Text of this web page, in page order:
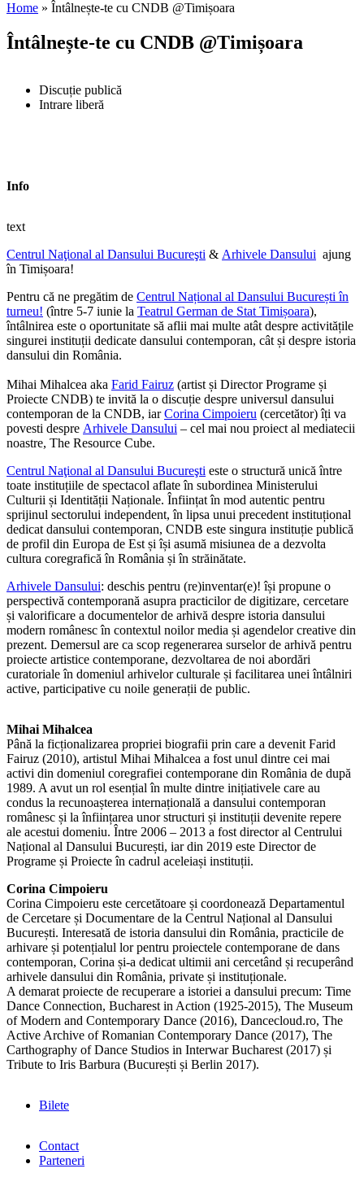
Home » Întâlnește-te cu CNDB @Timișoara
Întâlnește-te cu CNDB @Timișoara
Discuție publică
Intrare liberă
Info
text
Centrul Naţional al Dansului Bucureşti & Arhivele Dansului ajung
în Timișoara!
Pentru că ne pregătim de Centrul Național al Dansului București în
turneu! (între 5-7 iunie la Teatrul German de Stat Timișoara),
întâlnirea este o oportunitate să aflii mai multe atât despre activitățile
singurei instituții dedicate dansului contemporan, cât și despre istoria
dansului din România.
Mihai Mihalcea aka Farid Fairuz (artist și Director Programe și
Proiecte CNDB) te invită la o discuție despre universul dansului
contemporan de la CNDB, iarCorina Cimpoieru (cercetător) îți va
povesti despre Arhivele Dansului – cel mai nou proiect al mediatecii
noastre, The Resource Cube.
Centrul Naţional al Dansului Bucureşti este o structură unică între
toate instituțiile de spectacol aflate în subordinea Ministerului
Culturii și Identității Naționale. Înființat în mod autentic pentru
sprijinul sectorului independent, în lipsa unui precedent instituțional
dedicat dansului contemporan, CNDB este singura instituție publică
de profil din Europa de Est și își asumă misiunea de a dezvolta
cultura coregrafică în România și în străinătate.
Arhivele Dansului: deschis pentru (re)inventar(e)! își propune o
perspectivă contemporană asupra practicilor de digitizare, cercetare
și valorificare a documentelor de arhivă despre istoria dansului
modern românesc în contextul noilor media și agendelor creative din
prezent. Demersul are ca scop regenerarea surselor de arhivă pentru
proiecte artistice contemporane, dezvoltarea de noi abordări
curatoriale în domeniul arhivelor culturale și facilitarea unei întâlniri
active, participative cu noile generații de public.
Mihai Mihalcea
Până la ficționalizarea propriei biografii prin care a devenit Farid
Fairuz (2010), artistul Mihai Mihalcea a fost unul dintre cei mai
activi din domeniul coregrafiei contemporane din România de după
1989. A avut un rol esențial în multe dintre inițiativele care au
condus la recunoașterea internațională a dansului contemporan
românesc și la înființarea unor structuri și instituții devenite repere
ale acestui domeniu. Între 2006 – 2013 a fost director al Centrului
Național al Dansului București, iar din 2019 este Director de
Programe și Proiecte în cadrul aceleiași instituții.
Corina Cimpoieru
Corina Cimpoieru este cercetătoare și coordonează Departamentul
de Cercetare și Documentare de la Centrul Național al Dansului
București. Interesată de istoria dansului din România, practicile de
arhivare și potențialul lor pentru proiectele contemporane de dans
contemporan, Corina și-a dedicat ultimii ani cercetând și recuperând
arhivele dansului din România, private și instituționale.
A demarat proiecte de recuperare a istoriei a dansului precum: Time
Dance Connection, Bucharest in Action (1925-2015), The Museum
of Modern and Contemporary Dance (2016), Dancecloud.ro, The
Active Archive of Romanian Contemporary Dance (2017), The
Carthography of Dance Studios in Interwar Bucharest (2017) și
Tribute to Iris Barbura (București și Berlin 2017).
Bilete
Contact
Parteneri